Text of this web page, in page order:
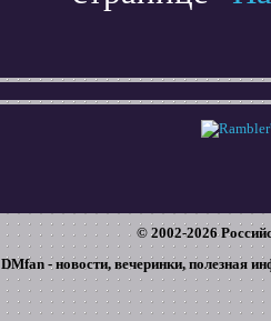
© 2002-2026
DMfan - новости, вечеринки, полезная